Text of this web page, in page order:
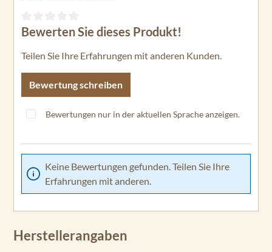
Durchschnittliche Bewertung von 0 von 5 Sternen
Bewerten Sie dieses Produkt!
Teilen Sie Ihre Erfahrungen mit anderen Kunden.
Bewertung schreiben
Bewertungen nur in der aktuellen Sprache anzeigen.
Keine Bewertungen gefunden. Teilen Sie Ihre
Erfahrungen mit anderen.
Herstellerangaben